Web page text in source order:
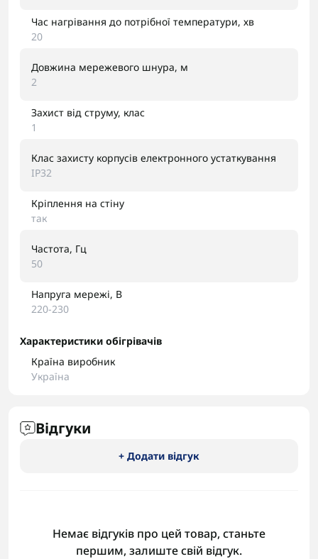
Час нагрівання до потрібної температури, хв
20
Довжина мережевого шнура, м
2
Захист від струму, клас
1
Клас захисту корпусів електронного устаткування
IP32
Кріплення на стіну
так
Частота, Гц
50
Напруга мережі, В
220-230
Характеристики обігрівачів
Країна виробник
Україна
Відгуки
+ Додати відгук
Немає відгуків про цей товар, станьте
першим, залиште свій відгук.